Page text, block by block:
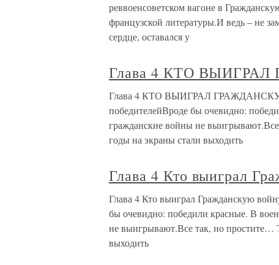
реввоенсоветском вагоне в
французской литературы.И ведь – не
сердце, оставался у
Глава 4 КТО
Глава 4 КТО ВЫИГРАЛ
победителейВроде бы очевидно:
гражданские войны не
годы на экраны стали выходить
Глава 4 Кто выиграл
Глава 4 Кто выиграл Гражданскую
бы очевидно: победили красные. В
не выигрывают.Все так, но простите…
выходить